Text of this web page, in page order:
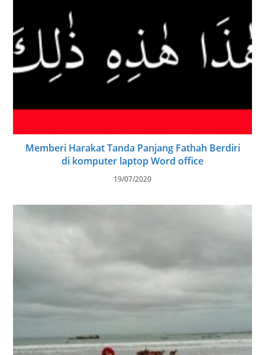
Memberi Harakat Tanda Panjang Fathah Berdiri
di komputer laptop Word office
19/07/2020